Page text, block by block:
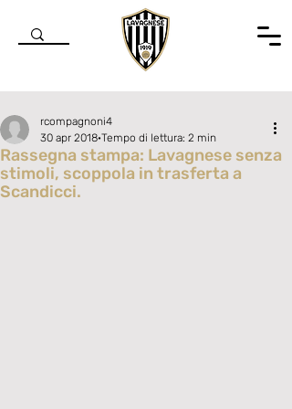
Rassegna stampa: Lavagnese senza
stimoli, scoppola in trasferta a
Scandicci.
rcompagnoni4
30 apr 2018 Tempo di lettura: 2 min